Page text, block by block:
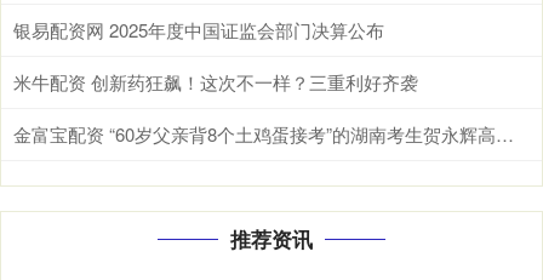
银易配资网 2025年度中国证监会部门决算公布
米牛配资 创新药狂飙！这次不一样？三重利好齐袭
金富宝配资 “60岁父亲背8个土鸡蛋接考”的湖南考生贺永辉高考成绩揭晓，班主任：很满意，对他来说已经非常棒了
推荐资讯